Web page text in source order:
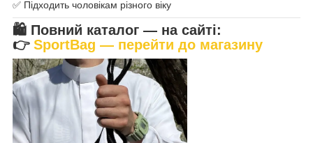
✅ Підходить чоловікам різного віку
🛍 Повний каталог — на сайті:
👉 SportBag — перейти до магазину